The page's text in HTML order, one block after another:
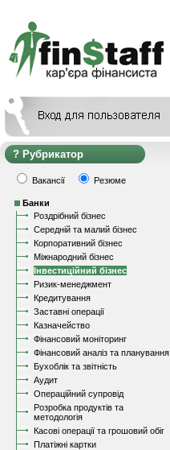
Рубрикатор
Вакансії Резюме
Банки
Роздрібний бізнес
Середній та малий бізнес
Корпоративний бізнес
Міжнародний бізнес
Інвестиційний бізнес
Ризик-менеджмент
Кредитування
Заставні операції
Казначейство
Фінансовий моніторинг
Фінансовий аналіз та планування
Бухоблік та звітність
Аудит
Операційний супровід
Розробка продуктів та
методологія
Касові операції та грошовий обіг
Платіжні картки